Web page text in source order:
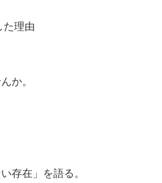
た理由
か。
存在」を語る。